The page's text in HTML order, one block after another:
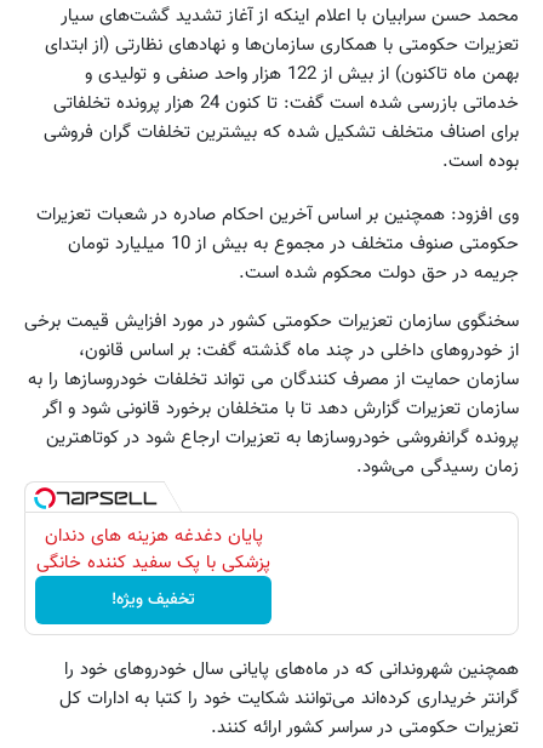
محمد حسن سرابیان با اعلام اینکه از آغاز تشدید گشت‌های سیار
تعزیرات حکومتی با همکاری سازمان‌ها و نهادهای نظارتی (از ابتدای
بهمن ماه تاکنون) از بیش از 122 هزار واحد صنفی و تولیدی و
خدماتی بازرسی شده است گفت: تا کنون 24 هزار پرونده تخلفاتی
برای اصناف متخلف تشکیل شده که بیشترین تخلفات گران فروشی
بوده است.
وی افزود: همچنین بر اساس آخرین احکام صادره در شعبات تعزیرات
حکومتی صنوف متخلف در مجموع به بیش از 10 میلیارد تومان
جریمه در حق دولت محکوم شده است.
سخنگوی سازمان تعزیرات حکومتی کشور در مورد افزایش قیمت برخی
از خودروهای داخلی در چند ماه گذشته گفت: بر اساس قانون،
سازمان حمایت از مصرف کنندگان می تواند تخلفات خودروسازها را به
سازمان تعزیرات گزارش دهد تا با متخلفان برخورد قانونی شود و اگر
پرونده گرانفروشی خودروسازها به تعزیرات ارجاع شود در کوتاهترین
زمان رسیدگی می‌شود.
پایان دغدغه هزینه های دندان
پزشکی با پک سفید کننده خانگی
تخفیف ویژه!
همچنین شهروندانی که در ماه‌های پایانی سال خودروهای خود را
گرانتر خریداری کرده‌اند می‌توانند شکایت خود را کتبا به ادارات کل
تعزیرات حکومتی در سراسر کشور ارائه کنند.